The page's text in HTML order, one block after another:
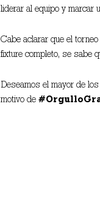
liderar al equipo y marcar
Cabe aclarar que el
fixture completo, se sabe
Deseamos el mayor de
motivo de